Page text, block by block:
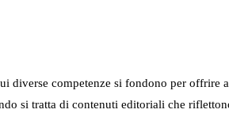
competenze si fondono per
si tratta di contenuti editoriali che